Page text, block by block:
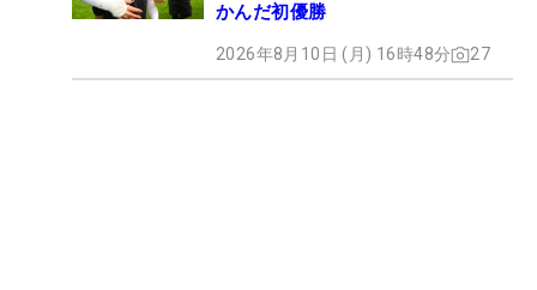
かんだ初優勝
2026年8月10日 (月) 16時48分 27